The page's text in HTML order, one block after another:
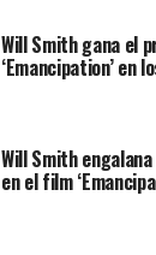
Will Smith gana el
‘Emancipation’ en
Will Smith
en el film